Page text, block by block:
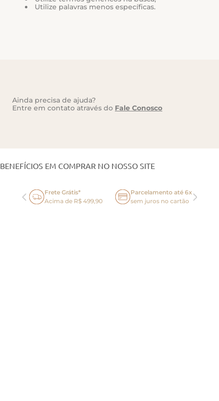
Utilize palavras menos específicas.
Ainda precisa de ajuda?
Entre em contato através do Fale Conosco
BENEFÍCIOS EM COMPRAR NO NOSSO SITE
Frete Grátis*
Acima de R$ 499,90
Parcelamento até 6x
sem juros no cartão